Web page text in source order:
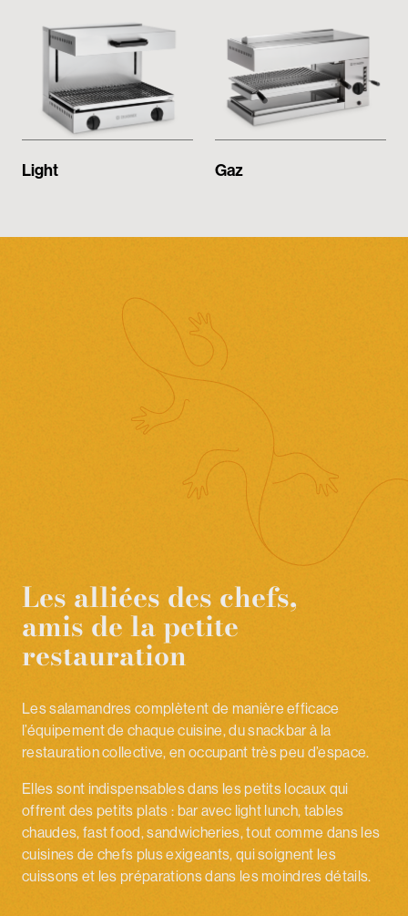
Espace réservé
Light Gaz
Les alliées des chefs,
amis de la petite
restauration
Les salamandres complètent de manière efficace
l’équipement de chaque cuisine, du snackbar à la
restauration collective, en occupant très peu d’espace.
Elles sont indispensables dans les petits locaux qui
offrent des petits plats : bar avec light lunch, tables
chaudes, fast food, sandwicheries, tout comme dans les
cuisines de chefs plus exigeants, qui soignent les
cuissons et les préparations dans les moindres détails.